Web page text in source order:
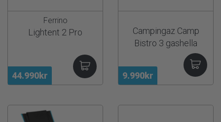
44.990kr
Ferrino
Lightent 2 Pro
9.990kr
Campingaz Camp
Bistro 3 gashella